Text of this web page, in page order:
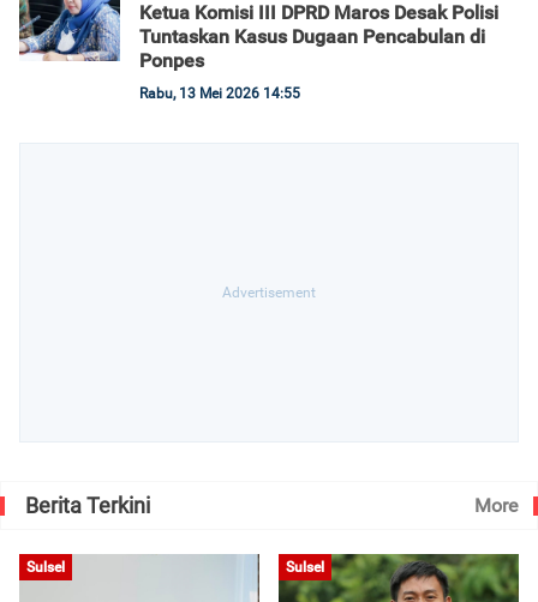
Ketua Komisi III DPRD Maros Desak Polisi
Tuntaskan Kasus Dugaan Pencabulan di
Ponpes
Rabu, 13 Mei 2026 14:55
Berita Terkini More
Sulsel Sulsel